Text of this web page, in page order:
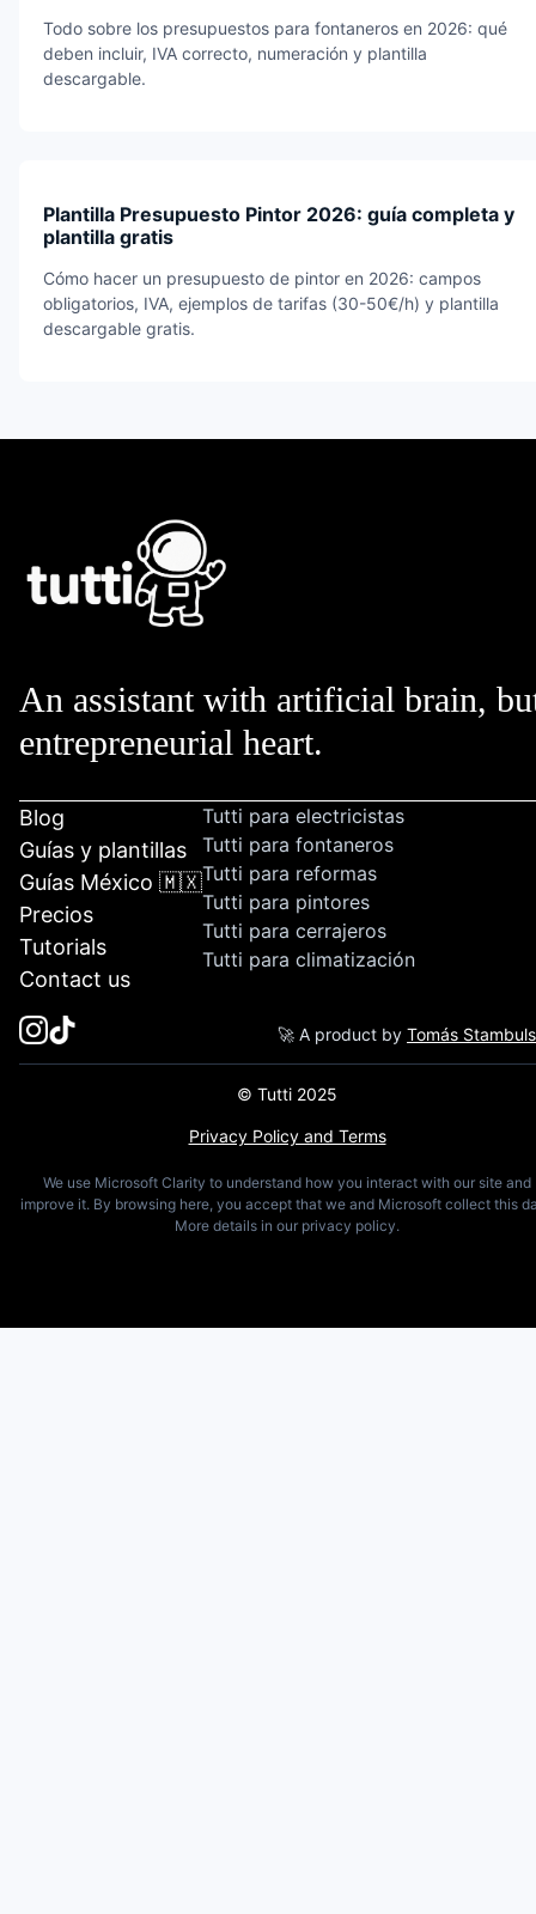
Todo sobre los presupuestos para fontaneros en 2026: qué
deben incluir, IVA correcto, numeración y plantilla
descargable.
Plantilla Presupuesto Pintor 2026: guía completa y
plantilla gratis
Cómo hacer un presupuesto de pintor en 2026: campos
obligatorios, IVA, ejemplos de tarifas (30-50€/h) y plantilla
descargable gratis.
An assistant with artificial brain,
entrepreneurial heart.
Blog
Guías y plantillas
Guías México 🇲🇽
Precios
Tutorials
Contact us
Tutti para electricistas
Tutti para fontaneros
Tutti para reformas
Tutti para pintores
Tutti para cerrajeros
Tutti para climatización
🚀 A product by Tomás
© Tutti 2025
Privacy Policy and Terms
We use Microsoft Clarity to understand how you interact with our site and
improve it. By browsing here, you accept that we and Microsoft collect this
More details in our privacy policy.